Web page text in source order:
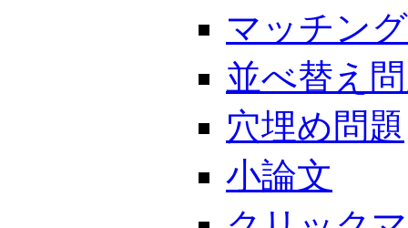
マッチン
並べ替え
穴埋め問題
小論文